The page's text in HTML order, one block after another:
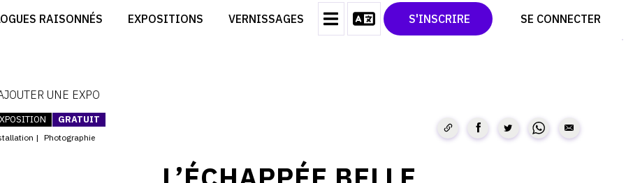
RAISONNÉS EXPOSITIONS VERNISSAGES S'INSCRIRE SE CONNECTER
CRÉER SON CATALOGUE D'EXPO
CONTACT
CGU
TWITTER
PINTEREST
UNE EXPO
GRATUIT
Photographie